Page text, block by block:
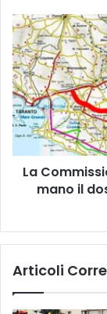
La
Commissione
regionale
Trasporti
riprende
in
mano
il
dossier
sulla
superstrada
La
mano il
Articoli